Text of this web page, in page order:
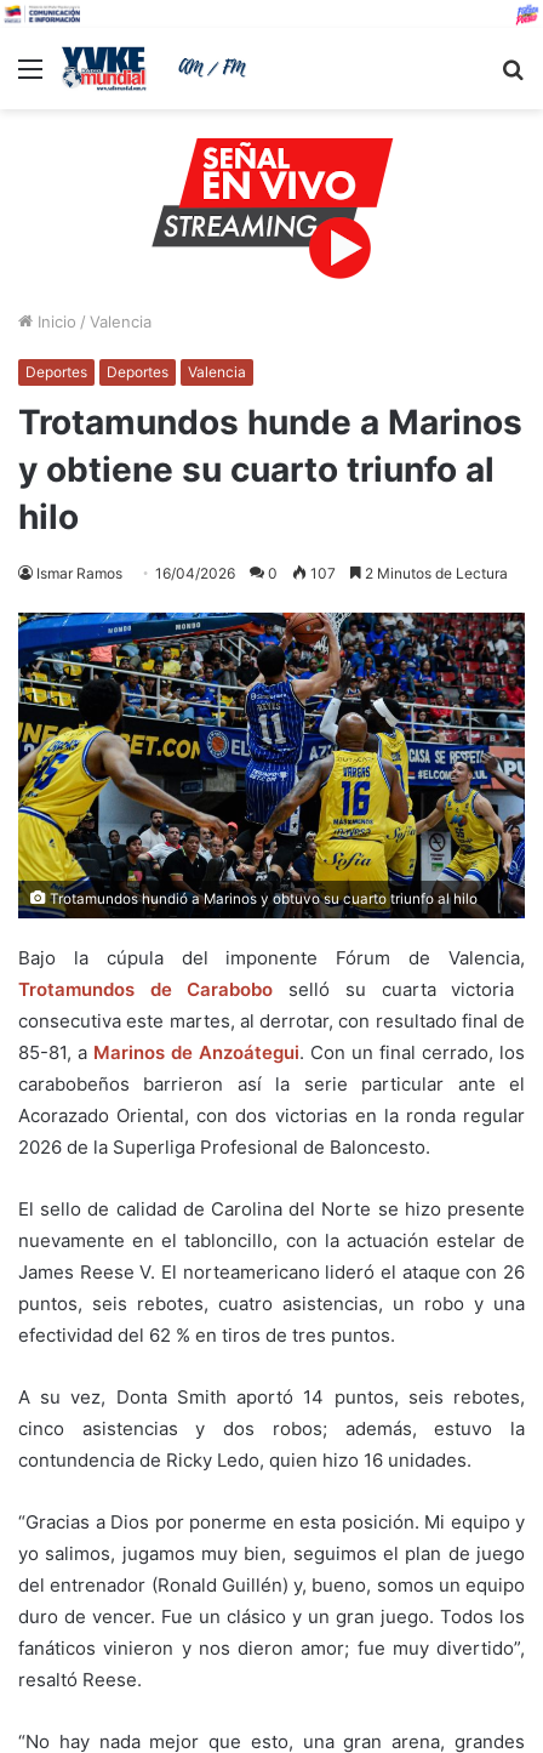
Menu
Inicio / Valencia
Deportes Deportes Valencia
Trotamundos hunde a Marinos
y obtiene su cuarto triunfo al
hilo
Ismar Ramos 16/04/2026 0 107 2 Minutos de Lectura
Trotamundos hundió a Marinos y obtuvo su cuarto triunfo al hilo
Bajo la cúpula del imponente Fórum de Valencia,
Trotamundos de Carabobo selló su cuarta victoria
consecutiva este martes, al derrotar, con resultado final de
85-81, a Marinos de Anzoátegui. Con un final cerrado, los
carabobeños barrieron así la serie particular ante el
Acorazado Oriental, con dos victorias en la ronda regular
2026 de la Superliga Profesional de Baloncesto.
El sello de calidad de Carolina del Norte se hizo presente
nuevamente en el tabloncillo, con la actuación estelar de
James Reese V. El norteamericano lideró el ataque con 26
puntos, seis rebotes, cuatro asistencias, un robo y una
efectividad del 62 % en tiros de tres puntos.
A su vez, Donta Smith aportó 14 puntos, seis rebotes,
cinco asistencias y dos robos; además, estuvo la
contundencia de Ricky Ledo, quien hizo 16 unidades.
“Gracias a Dios por ponerme en esta posición. Mi equipo y
yo salimos, jugamos muy bien, seguimos el plan de juego
del entrenador (Ronald Guillén) y, bueno, somos un equipo
duro de vencer. Fue un clásico y un gran juego. Todos los
fanáticos vinieron y nos dieron amor; fue muy divertido”,
resaltó Reese.
“No hay nada mejor que esto, una gran arena, grandes